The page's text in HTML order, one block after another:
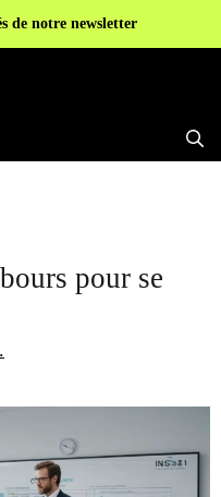
de notre newsletter
pour se